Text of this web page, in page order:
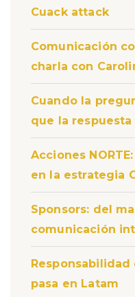
Cuack attack
Comunicación
charla con
Cuando la
que la respuesta
Acciones
en la estrategia
Sponsors: del
comunicación
pasa en Latam